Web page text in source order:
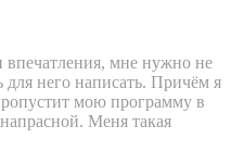
впечатления, мне нужно не
для него написать. Причём я
мою программу в
Меня такая